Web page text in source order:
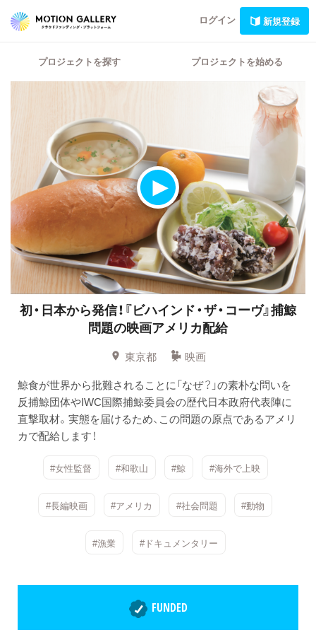
ログイン 新規登録
プロジェクトを探す プロジェクトを始める
初・日本から発信！『ビハインド・ザ・コーヴ』捕鯨
問題の映画アメリカ配給
東京都
映画
鯨食が世界から批難されることに「なぜ？」の素朴な問いを
反捕鯨団体やIWC国際捕鯨委員会の歴代日本政府代表陣に
直撃取材。実態を届けるため、この問題の原点であるアメリ
カで配給します！
#女性監督 #和歌山 #鯨 #海外で上映
#長編映画 #アメリカ #社会問題 #動物
#漁業 #ドキュメンタリー
FUNDED